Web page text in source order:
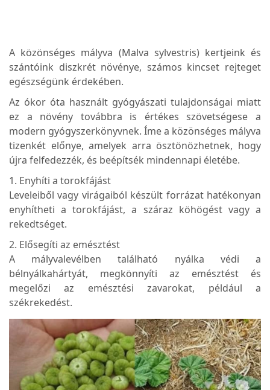
A közönséges mályva (Malva sylvestris) kertjeink és
szántóink diszkrét növénye, számos kincset rejteget
egészségünk érdekében.
Az ókor óta használt gyógyászati ​​tulajdonságai miatt
ez a növény továbbra is értékes szövetségese a
modern gyógyszerkönyvnek. Íme a közönséges mályva
tizenkét előnye, amelyek arra ösztönözhetnek, hogy
újra felfedezzék, és beépítsék mindennapi életébe.
1. Enyhíti a torokfájást
Leveleiből vagy virágaiból készült forrázat hatékonyan
enyhítheti a torokfájást, a száraz köhögést vagy a
rekedtséget.
2. Elősegíti az emésztést
A mályvalevélben található nyálka védi a
bélnyálkahártyát, megkönnyíti az emésztést és
megelőzi az emésztési zavarokat, például a
székrekedést.